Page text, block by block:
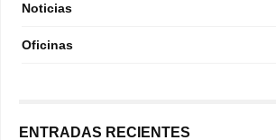
Noticias
Oficinas
ENTRADAS RECIENTES